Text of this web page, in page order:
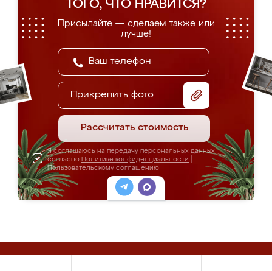
ТОГО, ЧТО НРАВИТСЯ?
Присылайте — сделаем также или
лучше!
Прикрепить фото
Рассчитать стоимость
Я соглашаюсь на передачу персональных данных
согласно Политике конфиденциальности
Пользовательскому соглашению